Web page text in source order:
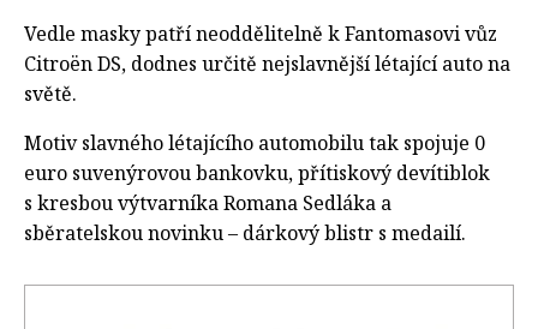
Vedle masky patří neoddělitelně k Fantomasovi vůz
Citroën DS, dodnes určitě nejslavnější létající auto na
světě.
Motiv slavného létajícího automobilu tak spojuje 0
euro suvenýrovou bankovku, přítiskový devítiblok
s kresbou výtvarníka Romana Sedláka a
sběratelskou novinku – dárkový blistr s medailí.